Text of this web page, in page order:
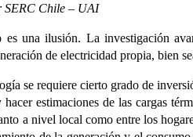
SERC Chile – UAI
es una ilusión. La investigación
de electricidad propia, bien
se requiere cierto grado de
estimaciones de las cargas
a nivel local como entre los